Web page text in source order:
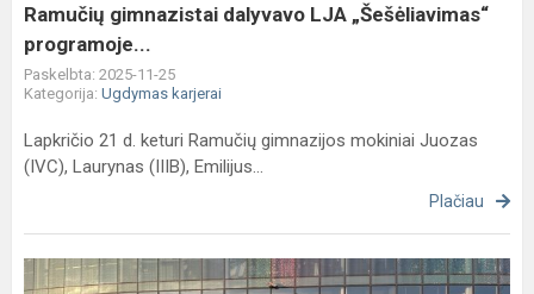
Ramučių gimnazistai dalyvavo LJA „Šešėliavimas“
programoje...
Paskelbta: 2025-11-25
Kategorija: Ugdymas karjerai
Lapkričio 21 d. keturi Ramučių gimnazijos mokiniai Juozas
(IVC), Laurynas (IIIB), Emilijus...
Plačiau
Naujosios